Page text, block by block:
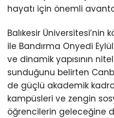
hayatı için önemli
Balıkesir Üniversitesi’nin
ile Bandırma Onyedi
ve dinamik yapısının
sunduğunu belirten
de güçlü akademik
kampüsleri ve zengin
öğrencilerin geleceğine